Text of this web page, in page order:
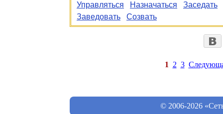
Управляться
Назначаться
Заседать
Заведовать
Созвать
1 2 3
© 2006-2026